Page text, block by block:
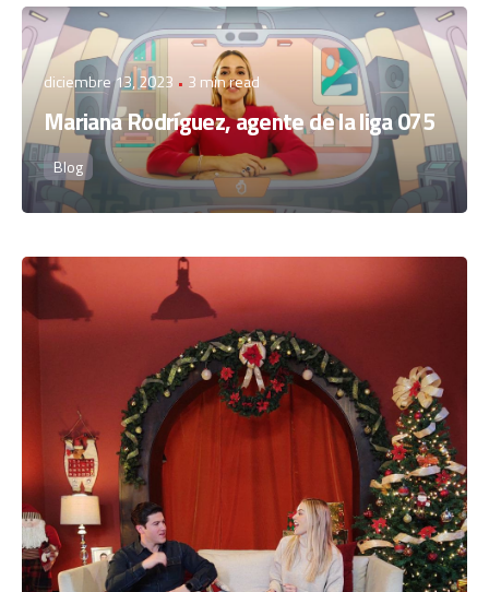
Posted by
admin
diciembre 13, 2023
3 min read
Mariana Rodríguez, agente de la liga 075
Blog
Posted by
Staff